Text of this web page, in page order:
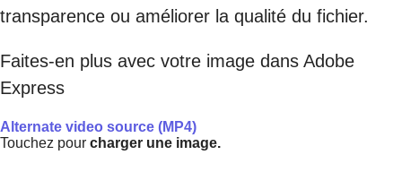
transparence ou améliorer la qualité du fichier.
Faites-en plus avec votre image dans Adobe
Express
Alternate video source (MP4)
Touchez pour charger une image.